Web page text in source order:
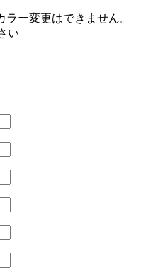
ー変更はできません。
い